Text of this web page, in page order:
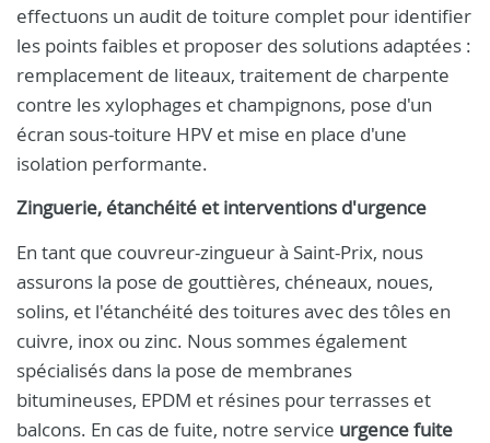
effectuons un audit de toiture complet pour identifier
les points faibles et proposer des solutions adaptées :
remplacement de liteaux, traitement de charpente
contre les xylophages et champignons, pose d'un
écran sous-toiture HPV et mise en place d'une
isolation performante.
Zinguerie, étanchéité et interventions d'urgence
En tant que couvreur-zingueur à Saint-Prix, nous
assurons la pose de gouttières, chéneaux, noues,
solins, et l'étanchéité des toitures avec des tôles en
cuivre, inox ou zinc. Nous sommes également
spécialisés dans la pose de membranes
bitumineuses, EPDM et résines pour terrasses et
balcons. En cas de fuite, notre service urgence fuite